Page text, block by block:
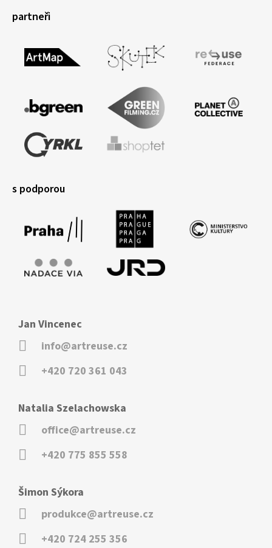
partneři
s podporou
Jan Vincenec
info@artreuse.cz
+420 720 361 043
Natalia Szelachowska
office@artreuse.cz
+420 775 855 558
Šimon Sýkora
produkce@artreuse.cz
+420 724 255 356